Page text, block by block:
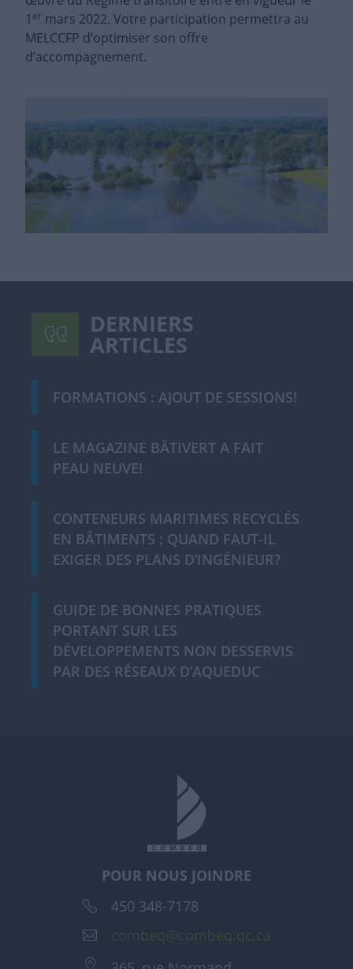
1 er mars 2022. Votre participation permettra au
MELCCFP d’optimiser son offre
d’accompagnement.
DERNIERS
ARTICLES
FORMATIONS : AJOUT DE SESSIONS!
LE MAGAZINE BÂTIVERT A FAIT
PEAU NEUVE!
CONTENEURS MARITIMES RECYCLÉS
EN BÂTIMENTS : QUAND FAUT-IL
EXIGER DES PLANS D’INGÉNIEUR?
GUIDE DE BONNES PRATIQUES
PORTANT SUR LES
DÉVELOPPEMENTS NON DESSERVIS
PAR DES RÉSEAUX D’AQUEDUC
POUR NOUS JOINDRE
450 348-7178